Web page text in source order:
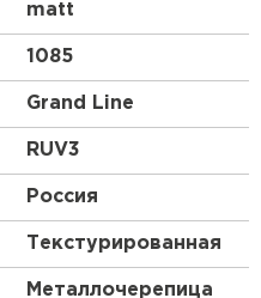
matt
1085
Grand Line
RUV3
Россия
Текстурированная
Металлочерепица